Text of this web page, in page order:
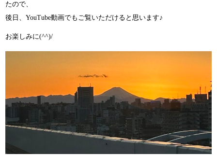
たので、
後日、YouTube動画でもご覧いただけると思います♪
お楽しみに(^^)/